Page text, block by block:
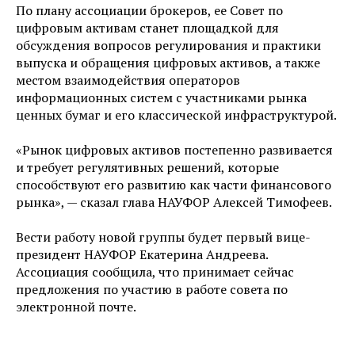
По плану ассоциации брокеров, ее Совет по
цифровым активам станет площадкой для
обсуждения вопросов регулирования и практики
выпуска и обращения цифровых активов, а также
местом взаимодействия операторов
информационных систем с участниками рынка
ценных бумаг и его классической инфраструктурой.
«Рынок цифровых активов постепенно развивается
и требует регулятивных решений, которые
способствуют его развитию как части финансового
рынка», — сказал глава НАУФОР Алексей Тимофеев.
Вести работу новой группы будет первый вице-
президент НАУФОР Екатерина Андреева.
Ассоциация сообщила, что принимает сейчас
предложения по участию в работе совета по
электронной почте.